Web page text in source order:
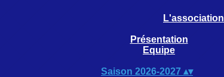
L'association
Présentation
Equipe
Saison 2026-2027 ▴▾